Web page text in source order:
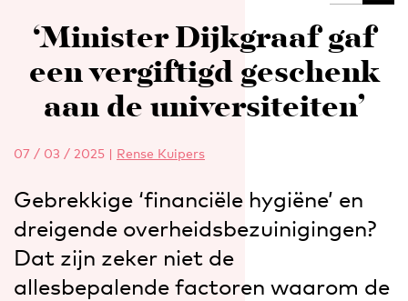
‘Minister Dijkgraaf gaf
een vergiftigd geschenk
aan de universiteiten’
07 / 03 / 2025 | Rense Kuipers
Gebrekkige ‘financiële hygiëne’ en
dreigende overheidsbezuinigingen?
Dat zijn zeker niet de
allesbepalende factoren waarom de